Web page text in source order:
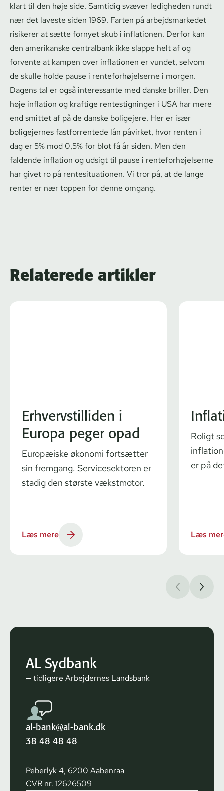
klart til den høje side. Samtidig svæver ledigheden rundt
nær det laveste siden 1969. Farten på ar­bejds­mar­ke­det
risikerer at sætte fornyet skub i inflationen. Derfor kan
den amerikanske centralbank ikke slappe helt af og
forvente at kampen over inflationen er vundet, selvom
de skulle holde pause i ren­te­for­hø­jel­ser­ne i morgen.
Dagens tal er også interessante med danske briller. Den
høje inflation og kraftige ren­testig­nin­ger i USA har mere
end smittet af på de danske boligejere. Her er især
boligejernes fastforrentede lån påvirket, hvor renten i
dag er 5% mod 0,5% for blot få år siden. Men den
faldende inflation og udsigt til pause i ren­te­for­hø­jel­ser­ne
har givet ro på ren­te­si­tu­a­tio­nen. Vi tror på, at de lange
renter er nær toppen for denne omgang.
Relaterede artikler
Erhvervstilliden i
Europa peger opad
Europæiske økonomi fortsætter
sin fremgang. Servicesektoren er
stadig den største vækstmotor.
Læs mere
Roligt
er på
Læs
AL Sydbank
— tidligere Arbejdernes Landsbank
al-bank@al-bank.dk
38 48 48 48
Peberlyk 4, 6200 Aabenraa
CVR nr. 12626509